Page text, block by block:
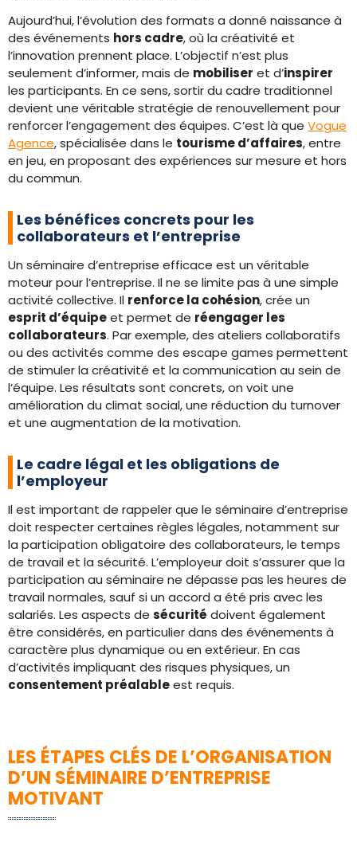
Aujourd’hui, l’évolution des formats a donné naissance à
des événements hors cadre, où la créativité et
l’innovation prennent place. L’objectif n’est plus
seulement d’informer, mais de mobiliser et d’inspirer
les participants. En ce sens, sortir du cadre traditionnel
devient une véritable stratégie de renouvellement pour
renforcer l’engagement des équipes. C’est là que Vogue
Agence, spécialisée dans le tourisme d’affaires, entre
en jeu, en proposant des expériences sur mesure et hors
du commun.
Les bénéfices concrets pour les
collaborateurs et l’entreprise
Un séminaire d’entreprise efficace est un véritable
moteur pour l’entreprise. Il ne se limite pas à une simple
activité collective. Il renforce la cohésion, crée un
esprit d’équipeet permet de réengager les
collaborateurs. Par exemple, des ateliers collaboratifs
ou des activités comme des escape games permettent
de stimuler la créativité et la communication au sein de
l’équipe. Les résultats sont concrets, on voit une
amélioration du climat social, une réduction du turnover
et une augmentation de la motivation.
Le cadre légal et les obligations de
l’employeur
Il est important de rappeler que le séminaire d’entreprise
doit respecter certaines règles légales, notamment sur
la participation obligatoire des collaborateurs, le temps
de travail et la sécurité. L’employeur doit s’assurer que la
participation au séminaire ne dépasse pas les heures de
travail normales, sauf si un accord a été pris avec les
salariés. Les aspects de sécurité doivent également
être considérés, en particulier dans des événements à
caractère plus dynamique ou en extérieur. En cas
d’activités impliquant des risques physiques, un
consentement préalableest requis.
LES ÉTAPES CLÉS DE L’ORGANISATION
D’UN SÉMINAIRE D’ENTREPRISE
MOTIVANT